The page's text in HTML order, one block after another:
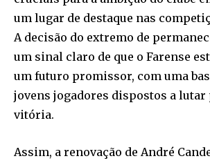
um lugar de destaque nas
A decisão do extremo de
um sinal claro de que o Farense
um futuro promissor, com uma
jovens jogadores dispostos a lutar
vitória.
Assim, a renovação de André